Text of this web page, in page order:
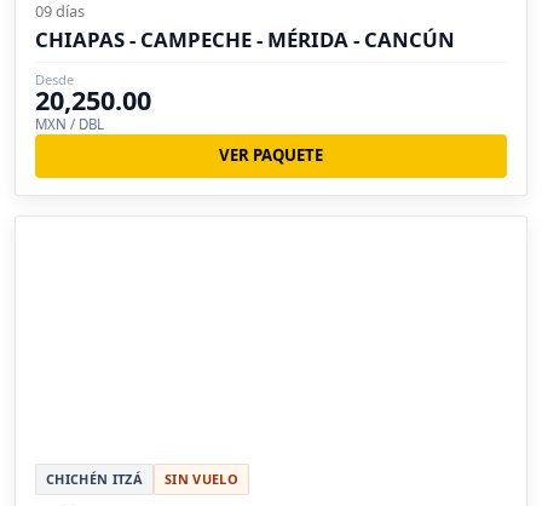
09 días
CHIAPAS - CAMPECHE - MÉRIDA - CANCÚN
Desde
20,250.00
MXN / DBL
VER PAQUETE
CHICHÉN ITZÁ SIN VUELO